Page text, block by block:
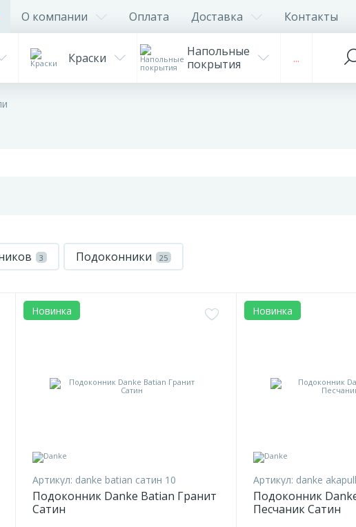
О компании Оплата Доставка Контакты
Краски
Напольные
покрытия
...
3 Подоконники 25
Новинка
Артикул: danke batian сатин 10
Подоконник Danke Batian Гранит
Сатин
Новинка
Артикул: danke
Подоконник
Песчаник Сатин